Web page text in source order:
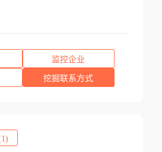
监控企业
挖掘联系方式